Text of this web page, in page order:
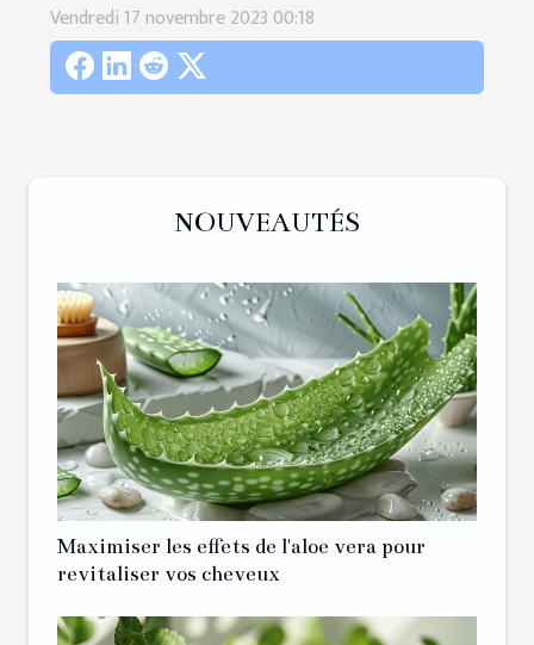
Vendredi 17 novembre 2023 00:18
NOUVEAUTÉS
Maximiser les effets de l'aloe vera pour
revitaliser vos cheveux